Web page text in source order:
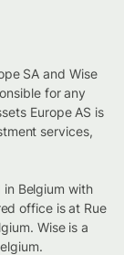
SA and Wise
for any
Europe AS is
services,
in Belgium with
office is at Rue
Wise is a